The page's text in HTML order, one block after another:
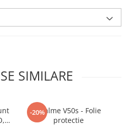
tu.
folosit in
Glass flexibil.
caNU SE
in mii de cioburi
periculoase.
SIMILARE
-20%
Realme V50s - Folie
protectie